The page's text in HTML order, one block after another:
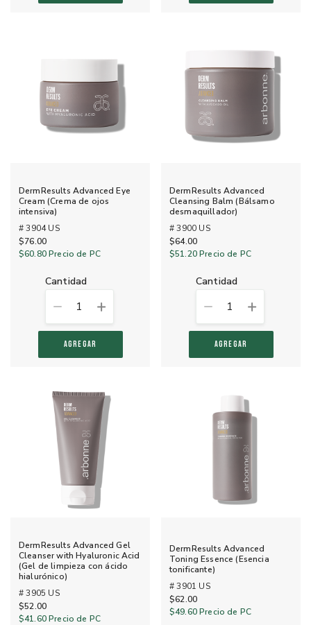
DermResults Advanced Eye
Cream (Crema de ojos
intensiva)
# 3904 US
$76.00
$60.80Precio de PC
cantidad
1
AGREGAR
DermResults Advanced
Cleansing Balm (Bálsamo
desmaquillador)
# 3900 US
$64.00
$51.20Precio de PC
cantidad
1
AGREGAR
DermResults Advanced Gel
Cleanser with Hyaluronic Acid
(Gel de limpieza con ácido
hialurónico)
# 3905 US
$52.00
$41.60Precio de PC
DermResults Advanced
Toning Essence (Esencia
tonificante)
# 3901 US
$62.00
$49.60Precio de PC